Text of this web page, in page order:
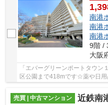
南港
南港
南港
9階 /
大阪
「エバーグリーンポートタウ
区公園まで418mです☆薬や日
売買 | 中古マンション
近鉄南